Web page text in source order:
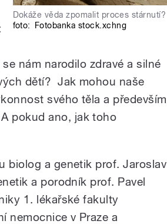
Dokáže věda zpomalit proces stárnutí?
foto:
Fotobanka stock.xchng
nám narodilo zdravé a silné
dětí? Jak mohou naše
svého těla a především
pokud ano, jak toho
biolog a genetik prof. Jaroslav
a porodník prof. Pavel
1. lékařské fakulty
nemocnice v Praze a